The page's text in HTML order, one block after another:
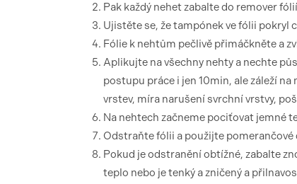
Pak každý nehet zabalte do remover
Ujistěte se, že tampónek ve fólii pokryl
Fólie k nehtům pečlivě přimáčkněte a
Aplikujte na všechny nehty a nechte
postupu práce i jen 10min, ale záleží
vrstev, míra narušení svrchní vrstvy,
Na nehtech začneme pociťovat jemné
Odstraňte fólii a použijte
Pokud je odstranění obtížné, zabalte
teplo nebo je tenký a zničený a